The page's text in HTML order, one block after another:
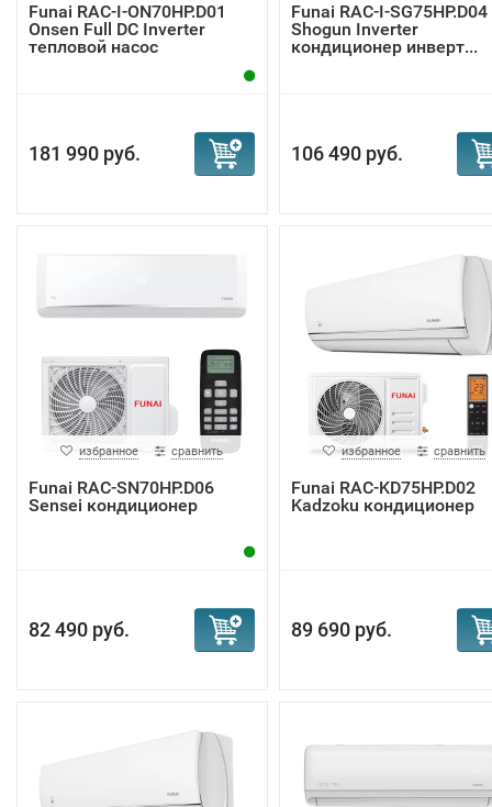
Funai RAC-I-ON70HP.D01
Onsen Full DC Inverter
тепловой насос
181 990 руб.
Funai RAC-I-SG75HP.D04
Shogun Inverter
кондиционер инверт...
106 490 руб.
избранное сравнить
Funai RAC-SN70HP.D06
Sensei кондиционер
82 490 руб.
избранное сравнить
Funai RAC-KD75HP.D02
Kadzoku кондиционер
89 690 руб.